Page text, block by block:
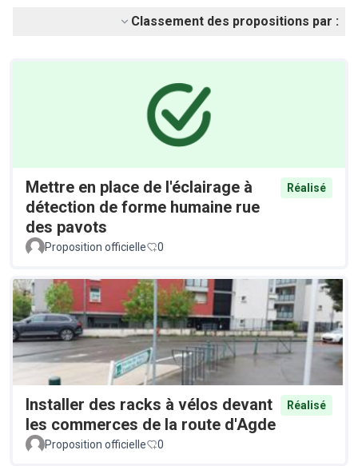
Classement des propositions par :
Mettre en place de l'éclairage à
détection de forme humaine rue
des pavots
Réalisé
Proposition officielle 0
Installer des racks à vélos devant
les commerces de la route d'Agde
Réalisé
Proposition officielle 0